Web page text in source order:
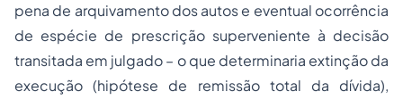
pena de arquivamento dos autos e eventual ocorrência
de espécie de prescrição superveniente à decisão
transitada em julgado – o que determinaria extinção da
execução (hipótese de remissão total da dívida),